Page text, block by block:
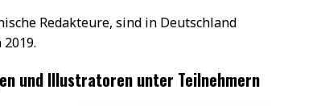
Redakteure, sind in Deutschland
und Illustratoren unter Teilnehmern